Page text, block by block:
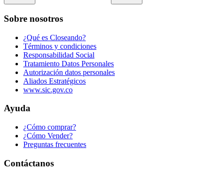
Sobre nosotros
¿Qué es Closeando?
Términos y condiciones
Responsabilidad Social
Tratamiento Datos Personales
Autorización datos personales
Aliados Estratégicos
www.sic.gov.co
Ayuda
¿Cómo comprar?
¿Cómo Vender?
Preguntas frecuentes
Contáctanos